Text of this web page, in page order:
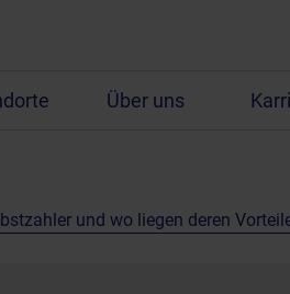
Über uns
und wo liegen deren